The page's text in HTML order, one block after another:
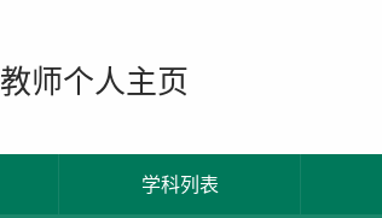
教师个人主页
学科列表